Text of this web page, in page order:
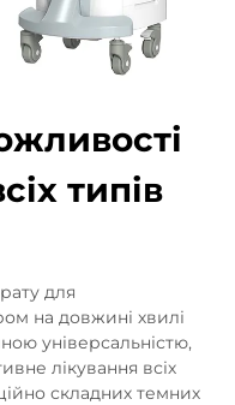
типів
для
на довжині хвилі
універсальністю,
лікування всіх
складних темних